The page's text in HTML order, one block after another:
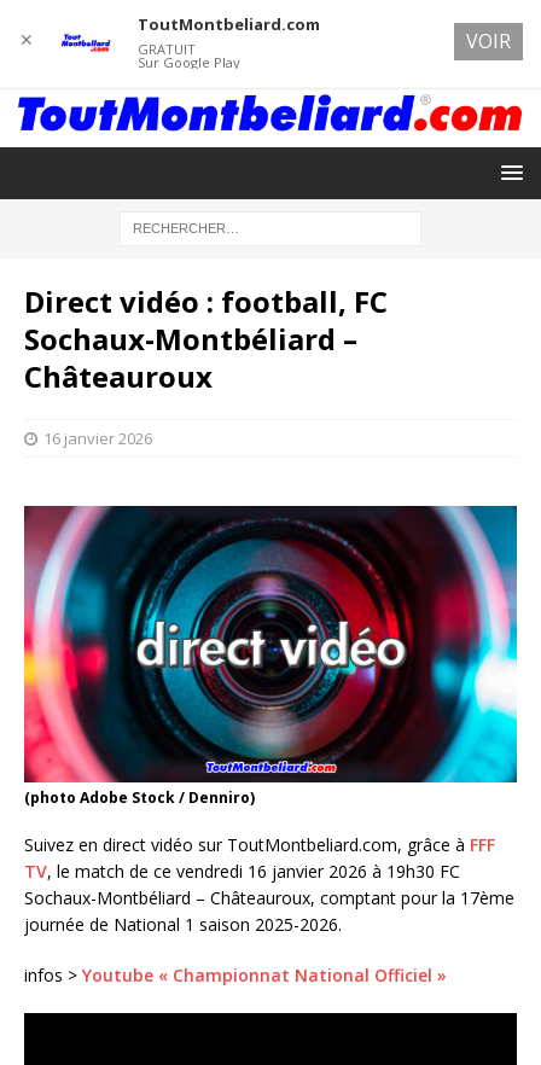
Direct vidéo : football, FC
Sochaux-Montbéliard –
Châteauroux
16 janvier 2026
(photo Adobe Stock / Denniro)
Suivez en direct vidéo sur ToutMontbeliard.com, grâce à FFF
TV, le match de ce vendredi 16 janvier 2026 à 19h30 FC
Sochaux-Montbéliard – Châteauroux, comptant pour la 17ème
journée de National 1 saison 2025-2026.
infos > Youtube « Championnat National Officiel »
✕
ToutMontbeliard.com
GRATUIT
Sur Google Play
VOIR